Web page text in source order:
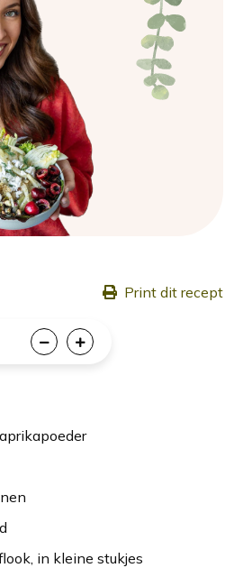
Print dit recept
, in kleine stukjes